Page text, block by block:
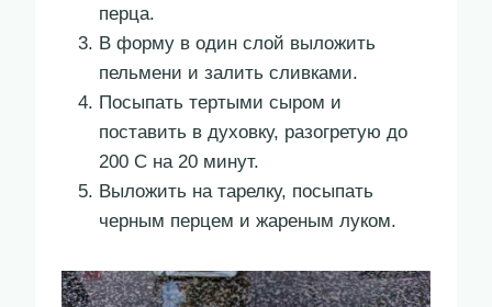
перца.
В форму в один слой выложить
пельмени и залить сливками.
Посыпать тертыми сыром и
поставить в духовку, разогретую до
200 С на 20 минут.
Выложить на тарелку, посыпать
черным перцем и жареным луком.